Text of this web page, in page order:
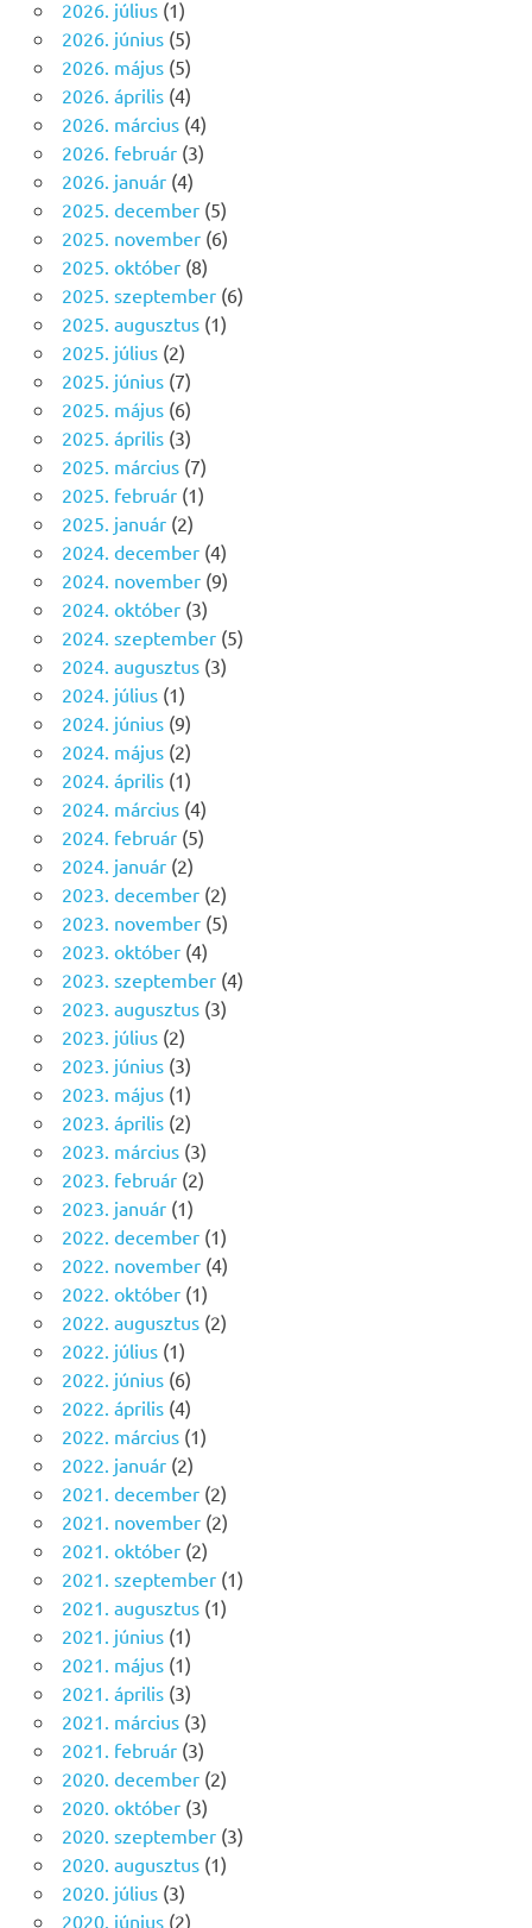
2026. július(1)
2026. június(5)
2026. május(5)
2026. április(4)
2026. március(4)
2026. február(3)
2026. január(4)
2025. december(5)
2025. november(6)
2025. október(8)
2025. szeptember(6)
2025. augusztus(1)
2025. július(2)
2025. június(7)
2025. május(6)
2025. április(3)
2025. március(7)
2025. február(1)
2025. január(2)
2024. december(4)
2024. november(9)
2024. október(3)
2024. szeptember(5)
2024. augusztus(3)
2024. július(1)
2024. június(9)
2024. május(2)
2024. április(1)
2024. március(4)
2024. február(5)
2024. január(2)
2023. december(2)
2023. november(5)
2023. október(4)
2023. szeptember(4)
2023. augusztus(3)
2023. július(2)
2023. június(3)
2023. május(1)
2023. április(2)
2023. március(3)
2023. február(2)
2023. január(1)
2022. december(1)
2022. november(4)
2022. október(1)
2022. augusztus(2)
2022. július(1)
2022. június(6)
2022. április(4)
2022. március(1)
2022. január(2)
2021. december(2)
2021. november(2)
2021. október(2)
2021. szeptember(1)
2021. augusztus(1)
2021. június(1)
2021. május(1)
2021. április(3)
2021. március(3)
2021. február(3)
2020. december(2)
2020. október(3)
2020. szeptember(3)
2020. augusztus(1)
2020. július(3)
2020. június(2)